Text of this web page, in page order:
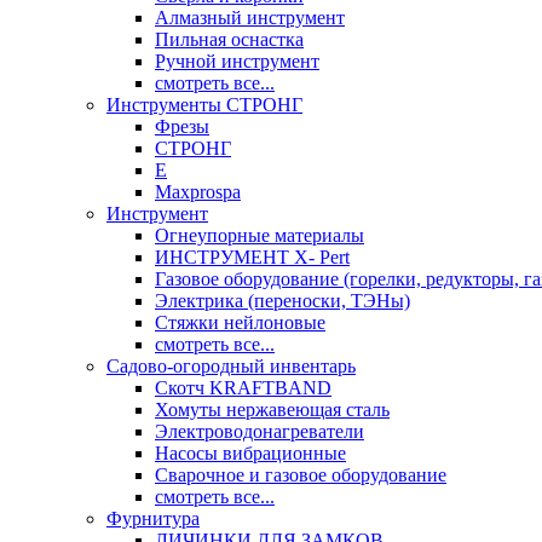
Алмазный инструмент
Пильная оснастка
Ручной инструмент
смотреть все...
Инструменты СТРОНГ
Фрезы
СТРОНГ
Е
Maxprospa
Инструмент
Огнеупорные материалы
ИНСТРУМЕНТ X- Pert
Газовое оборудование (горелки, редукторы,
Электрика (переноски, ТЭНы)
Стяжки нейлоновые
смотреть все...
Садово-огородный инвентарь
Скотч KRAFTBAND
Хомуты нержавеющая сталь
Электроводонагреватели
Насосы вибрационные
Сварочное и газовое оборудование
смотреть все...
Фурнитура